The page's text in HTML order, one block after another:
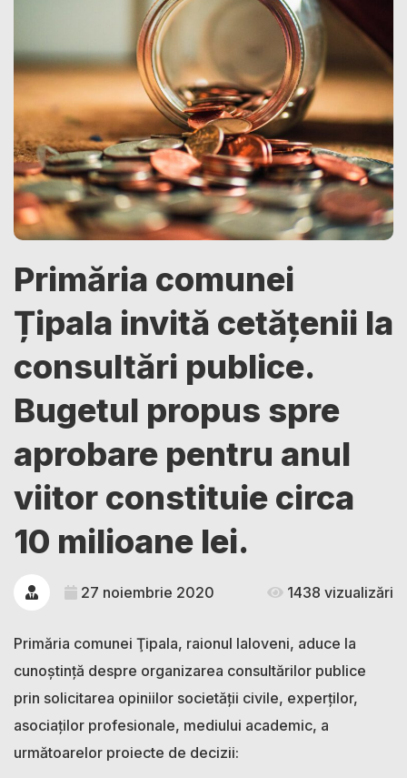
Primăria comunei
Țipala invită cetățenii la
consultări publice.
Bugetul propus spre
aprobare pentru anul
viitor constituie circa
10 milioane lei.
27 noiembrie 2020 1438 vizualizări
Primăria comunei Ţipala, raionul Ialoveni, aduce la
cunoștință despre organizarea consultărilor publice
prin solicitarea opiniilor societăţii civile, experţilor,
asociaţilor profesionale, mediului academic, a
următoarelor proiecte de decizii: